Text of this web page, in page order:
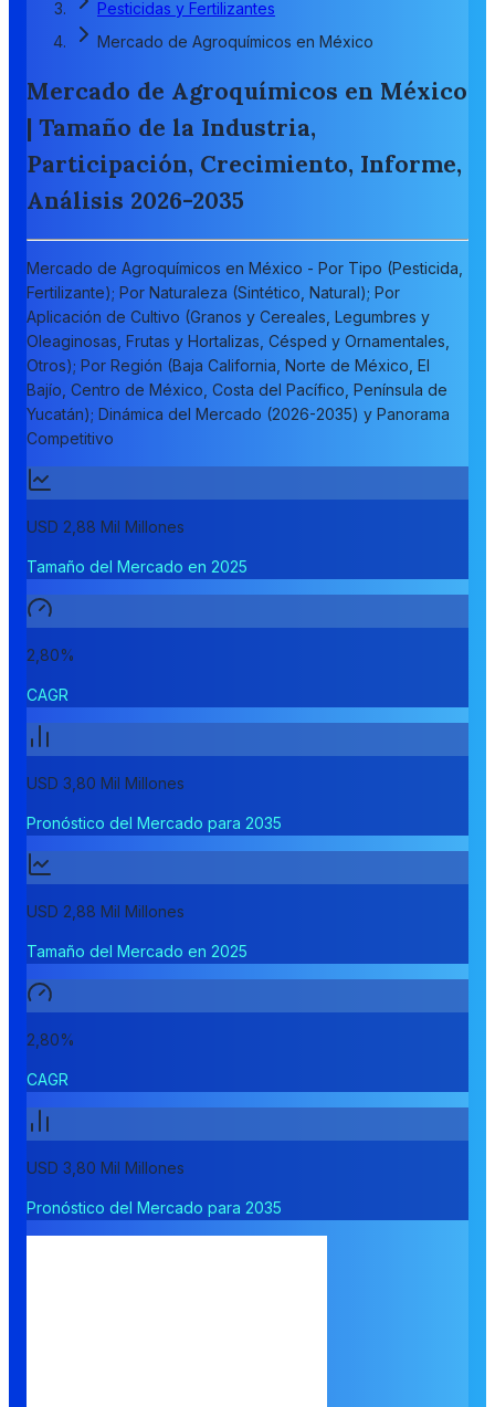
Pesticidas y Fertilizantes
Mercado de Agroquímicos en México
Mercado de Agroquímicos en México
| Tamaño de la Industria,
Participación, Crecimiento, Informe,
Análisis 2026-2035
Mercado de Agroquímicos en México - Por Tipo (Pesticida,
Fertilizante); Por Naturaleza (Sintético, Natural); Por
Aplicación de Cultivo (Granos y Cereales, Legumbres y
Oleaginosas, Frutas y Hortalizas, Césped y Ornamentales,
Otros); Por Región (Baja California, Norte de México, El
Bajío, Centro de México, Costa del Pacífico, Península de
Yucatán); Dinámica del Mercado (2026-2035) y Panorama
Competitivo
USD 2,88 Mil Millones
Tamaño del Mercado en 2025
2,80%
CAGR
USD 3,80 Mil Millones
Pronóstico del Mercado para 2035
USD 2,88 Mil Millones
Tamaño del Mercado en 2025
2,80%
CAGR
USD 3,80 Mil Millones
Pronóstico del Mercado para 2035